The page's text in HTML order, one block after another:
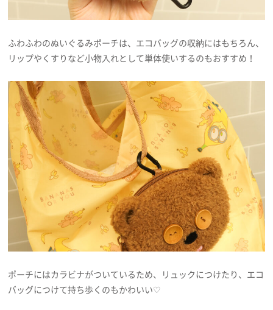
ふわふわのぬいぐるみポーチは、エコバッグの収納にはもちろん、
リップやくすりなど小物入れとして単体使いするのもおすすめ！
ポーチにはカラビナがついているため、リュックにつけたり、エコ
バッグにつけて持ち歩くのもかわいい♡